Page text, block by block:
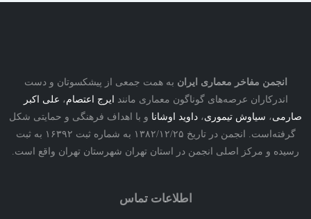
مفاخر معماری ایرانبه همت جمعی از پیشکسوتان و دست
عرصه‌های گوناگون معماری مانندایرج اعتصام،علی اکبر
،سیاوش تیموری،داوید اوشاناو با اهداف فرهنگی و حمایتی شکل
گرفته‌است. انجمن در تاریخ ۱۳۸۲/۱۲/۲۵ به شماره ثبت ۱۶۳۹۲ به ثبت
و مرکز اصلی انجمن در استان تهران شهرستان تهران واقع است.
اطلاعات تماس